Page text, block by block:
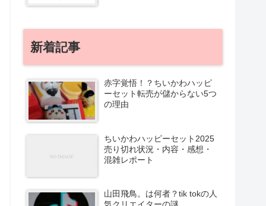
新着記事
赤字覚悟！？ちいかわハッピ
ーセット転売が儲からない5つ
の理由
ちいかわハッピーセット2025
売り切れ状況・内容・感想・
混雑レポート
山田飛鳥。は何者？tik tokの人